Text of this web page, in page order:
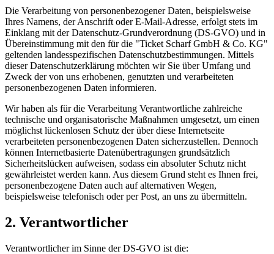
Die Verarbeitung von personenbezogener Daten, beispielsweise
Ihres Namens, der Anschrift oder E-Mail-Adresse, erfolgt stets im
Einklang mit der Datenschutz-Grundverordnung (DS-GVO) und in
Übereinstimmung mit den für die "Ticket Scharf GmbH & Co. KG"
geltenden landesspezifischen Datenschutzbestimmungen. Mittels
dieser Datenschutzerklärung möchten wir Sie über Umfang und
Zweck der von uns erhobenen, genutzten und verarbeiteten
personenbezogenen Daten informieren.
Wir haben als für die Verarbeitung Verantwortliche zahlreiche
technische und organisatorische Maßnahmen umgesetzt, um einen
möglichst lückenlosen Schutz der über diese Internetseite
verarbeiteten personenbezogenen Daten sicherzustellen. Dennoch
können Internetbasierte Datenübertragungen grundsätzlich
Sicherheitslücken aufweisen, sodass ein absoluter Schutz nicht
gewährleistet werden kann. Aus diesem Grund steht es Ihnen frei,
personenbezogene Daten auch auf alternativen Wegen,
beispielsweise telefonisch oder per Post, an uns zu übermitteln.
2. Verantwortlicher
Verantwortlicher im Sinne der DS-GVO ist die: